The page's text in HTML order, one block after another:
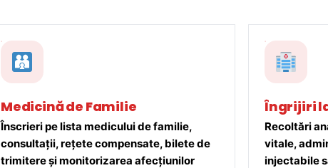
Medicină de Familie
Înscrieri pe lista medicului de familie,
consultații, rețete compensate, bilete de
trimitere și monitorizarea afecțiunilor
Îngrijiri
Recoltări
vitale,
injectabile